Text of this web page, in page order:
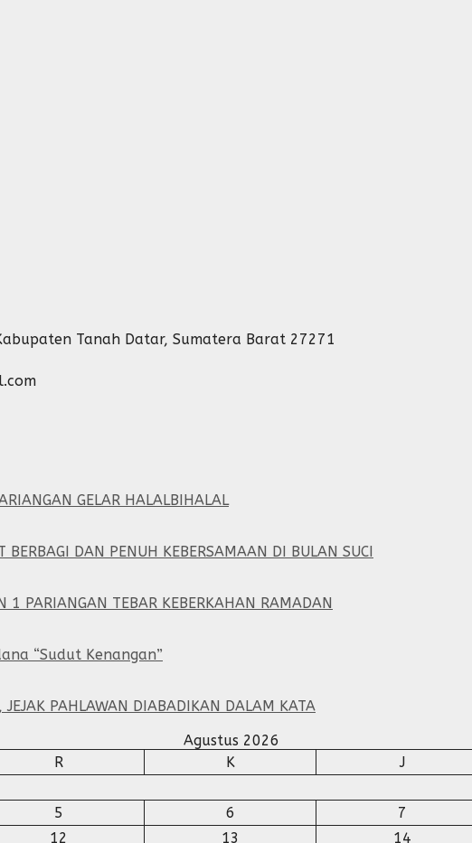
Tanah Datar, Sumatera Barat 27271
GELAR HALALBIHALAL
DAN PENUH KEBERSAMAAN DI BULAN SUCI
1 PARIANGAN TEBAR KEBERKAHAN RAMADAN
“Sudut Kenangan”
PAHLAWAN DIABADIKAN DALAM KATA
Agustus 2026
R K J
5 6 7
12 13 14